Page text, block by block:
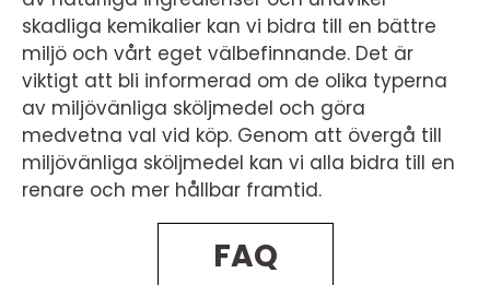
skadliga kemikalier kan vi bidra till en bättre
miljö och vårt eget välbefinnande. Det är
viktigt att bli informerad om de olika typerna
av miljövänliga sköljmedel och göra
medvetna val vid köp. Genom att övergå till
miljövänliga sköljmedel kan vi alla bidra till en
renare och mer hållbar framtid.
FAQ